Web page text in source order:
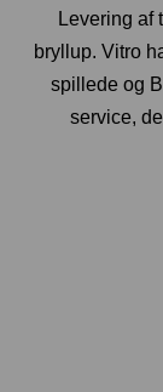
Levering af
bryllup. Vitro
spillede og
service,